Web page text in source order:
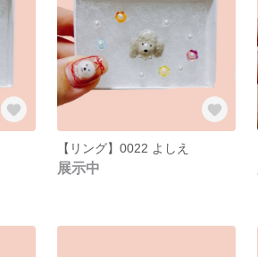
【リング】0022 よしえ
展示中